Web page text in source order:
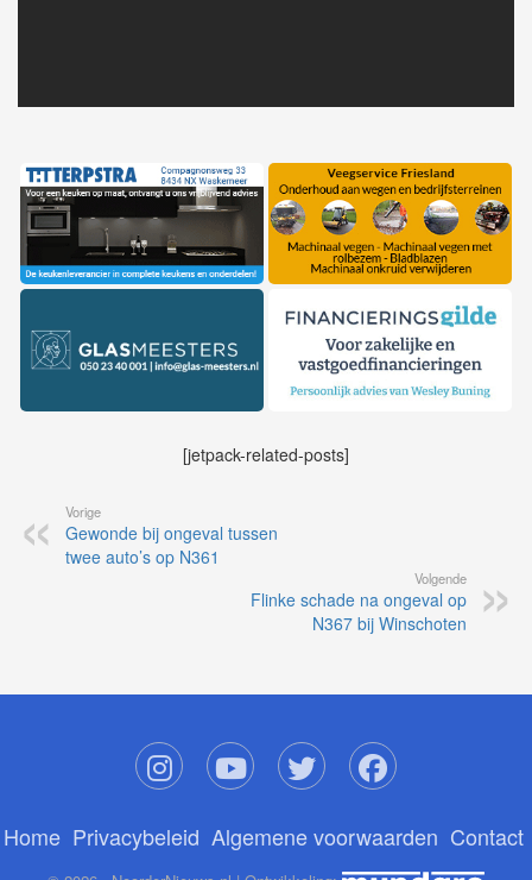
[jetpack-related-posts]
Vorige
Gewonde bij ongeval tussen
twee auto’s op N361
Volgende
Flinke schade na ongeval op
N367 bij Winschoten
Home Privacybeleid Algemene voorwaarden Contact